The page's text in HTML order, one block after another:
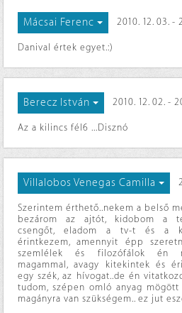
Mácsai Ferenc 2010. 12. 03. -
Danival értek egyet.:)
Berecz István 2010. 12. 02. -
Az a kilincs fél6 ...Disznó
Villalobos Venegas Camilla
Szerintem érthető..nekem a belső
bezárom az ajtót, kidobom a
csengőt, eladom a tv-t és a
érintkezem, amennyit épp
szemlélek és filozófálok én
magammal, avagy kitekintek és
egy szék, az hívogat..de én
tudom, szépen omló anyag
magányra van szükségem.. ez jut